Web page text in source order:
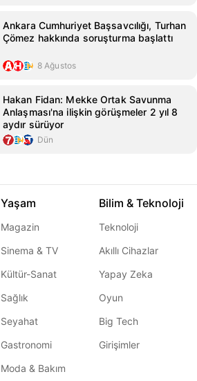
Ankara Cumhuriyet Başsavcılığı, Turhan
Çömez hakkında soruşturma başlattı
8 Ağustos
Hakan Fidan: Mekke Ortak Savunma
Anlaşması'na ilişkin görüşmeler 2 yıl 8
aydır sürüyor
Dün
Yaşam
Magazin
Sinema & TV
Kültür-Sanat
Sağlık
Seyahat
Gastronomi
Moda & Bakım
Bilim & Teknoloji
Teknoloji
Akıllı Cihazlar
Yapay Zeka
Oyun
Big Tech
Girişimler